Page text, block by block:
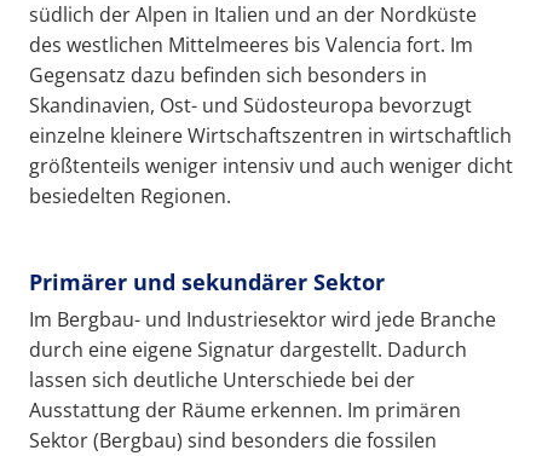
südlich der Alpen in Italien und an der Nordküste
des westlichen Mittelmeeres bis Valencia fort. Im
Gegensatz dazu befinden sich besonders in
Skandinavien, Ost- und Südosteuropa bevorzugt
einzelne kleinere Wirtschaftszentren in wirtschaftlich
größtenteils weniger intensiv und auch weniger dicht
besiedelten Regionen.
Primärer und sekundärer Sektor
Im Bergbau- und Industriesektor wird jede Branche
durch eine eigene Signatur dargestellt. Dadurch
lassen sich deutliche Unterschiede bei der
Ausstattung der Räume erkennen. Im primären
Sektor (Bergbau) sind besonders die fossilen